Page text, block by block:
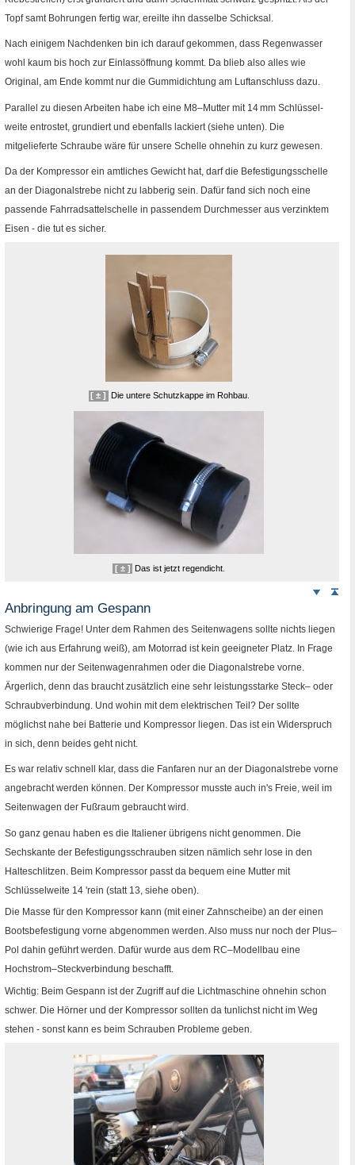
Topf samt Bohrungen fertig war, ereilte ihn dasselbe Schicksal.
Nach einigem Nachdenken bin ich darauf gekommen, dass Regenwasser
wohl kaum bis hoch zur Einlassöffnung kommt. Da blieb also alles wie
Original, am Ende kommt nur die Gummidichtung am Luftanschluss dazu.
Parallel zu diesen Arbeiten habe ich eine M8–Mutter mit 14mm Schlüssel­
weite entrostet, grundiert und ebenfalls lackiert (siehe unten). Die
mitgelieferte Schraube wäre für unsere Schelle ohnehin zu kurz gewesen.
Da der Kompressor ein amtliches Gewicht hat, darf die Befestigungs­schelle
an der Diagonalstrebe nicht zu labberig sein. Dafür fand sich noch eine
passende Fahrradsattelschelle in passendem Durchmesser aus verzinktem
Eisen - die tut es sicher.
[ ± ] Die untere Schutzkappe im Rohbau.
[ ± ] Das ist jetzt regendicht.
Weiter
Anbringung am Gespann
Schwierige Frage! Unter dem Rahmen des Seitenwagens sollte nichts liegen
(wie ich aus Erfahrung weiß), am Motorrad ist kein geeigneter Platz. In Frage
kommen nur der Seitenwagenrahmen oder die Diagonalstrebe vorne.
Ärgerlich, denn das braucht zusätzlich eine sehr leistungsstarke Steck– oder
Schraubverbindung. Und wohin mit dem elektrischen Teil? Der sollte
möglichst nahe bei Batterie und Kompressor liegen. Das ist ein Widerspruch
in sich, denn beides geht nicht.
Es war relativ schnell klar, dass die Fanfaren nur an der Diagonalstrebe vorne
angebracht werden können. Der Kompressor musste auch in's Freie, weil im
Seitenwagen der Fußraum gebraucht wird.
So ganz genau haben es die Italiener übrigens nicht genommen. Die
Sechskante der Befestigungsschrauben sitzen nämlich sehr lose in den
Halteschlitzen. Beim Kompressor passt da bequem eine Mutter mit
Schlüsselweite 14 'rein (statt 13, siehe oben).
Die Masse für den Kompressor kann (mit einer Zahnscheibe) an der einen
Bootsbefestigung vorne abgenommen werden. Also muss nur noch der Plus–
Pol dahin geführt werden. Dafür wurde aus dem RC–Modellbau eine
Hochstrom–Steckverbindung beschafft.
Wichtig: Beim Gespann ist der Zugriff auf die Lichtmaschine ohnehin schon
schwer. Die Hörner und der Kompressor sollten da tunlichst nicht im Weg
stehen - sonst kann es beim Schrauben Probleme geben.